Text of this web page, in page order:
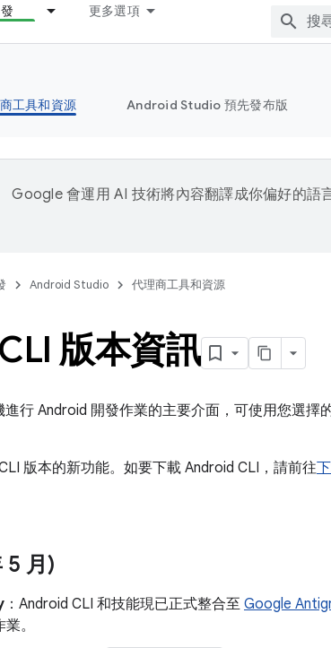
更多選項
工具和資源 Android Studio 預先發布版
Google 會運用 AI 技術將內容翻譯成你偏好的語
Android Studio 代理商工具和資源
版本資訊
進行 Android 開發作業的主要介面，可使用您選擇
版本的新功能。如要下載 Android CLI，請前往
5 月)
：Android CLI 和技能現已正式整合至 Google
。